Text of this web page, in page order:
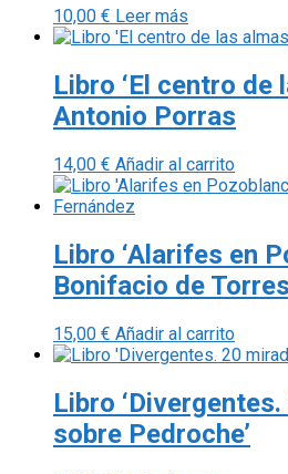
10,00 € Leer más
Libro ‘El centro de
Antonio Porras
14,00 € Añadir al carrito
Libro ‘Alarifes en
Bonifacio de
15,00 € Añadir al carrito
Libro
sobre Pedroche’